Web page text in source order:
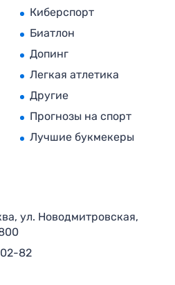
Киберспорт
Биатлон
Допинг
Легкая атлетика
Другие
Прогнозы на спорт
Лучшие букмекеры
ул. Новодмитровская,
02-82